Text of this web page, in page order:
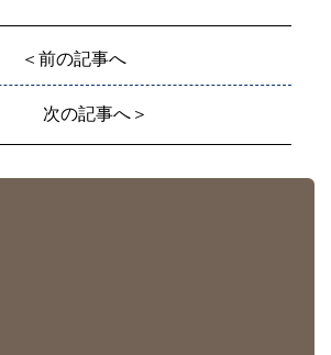
＜前の記事へ
次の記事へ＞